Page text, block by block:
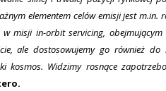
elementem celów emisji jest m.in.
w misji in-orbit servicing,
ale dostosowujemy go również
kosmos. Widzimy rosnące